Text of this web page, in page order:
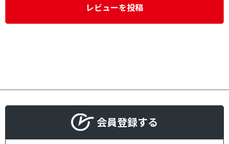
レビューを投稿
会員登録する